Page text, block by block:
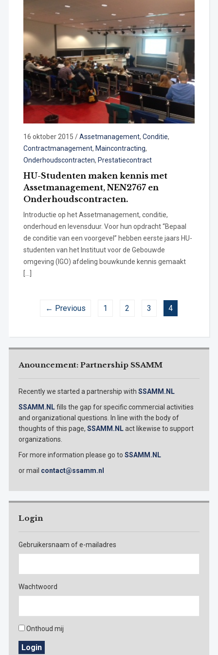
Anouncement: Partnership SSAMM
Recently we started a partnership with SSAMM.NL
SSAMM.NLfills the gap for specific commercial activities
and organizational questions. In line with the body of
thoughts of this page, SSAMM.NLact likewise to support
organizations.
For more information please go to SSAMM.NL
or mail contact@ssamm.nl
Login
Gebruikersnaam of e-mailadres
Wachtwoord
Onthoud mij
Login
16 oktober 2015 /Assetmanagement, Conditie,
Contractmanagement, Maincontracting,
Onderhoudscontracten, Prestatiecontract
HU-Studenten maken kennis met
Assetmanagement, NEN2767 en
Onderhoudscontracten.
Introductie op het Assetmanagement, conditie,
onderhoud en levensduur. Voor hun opdracht “Bepaal
de conditie van een voorgevel” hebben eerste jaars HU-
studenten van het Instituut voor de Gebouwde
omgeving (IGO) afdeling bouwkunde kennis gemaakt
← Previous 1 2 3 4